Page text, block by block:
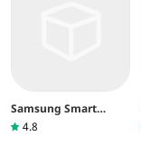
Samsung Smart
Switch Mobile
4.8